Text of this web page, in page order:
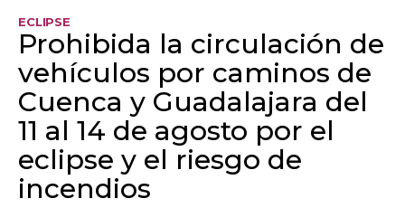
ECLIPSE
Prohibida la circulación de
vehículos por caminos de
Cuenca y Guadalajara del
11 al 14 de agosto por el
eclipse y el riesgo de
incendios